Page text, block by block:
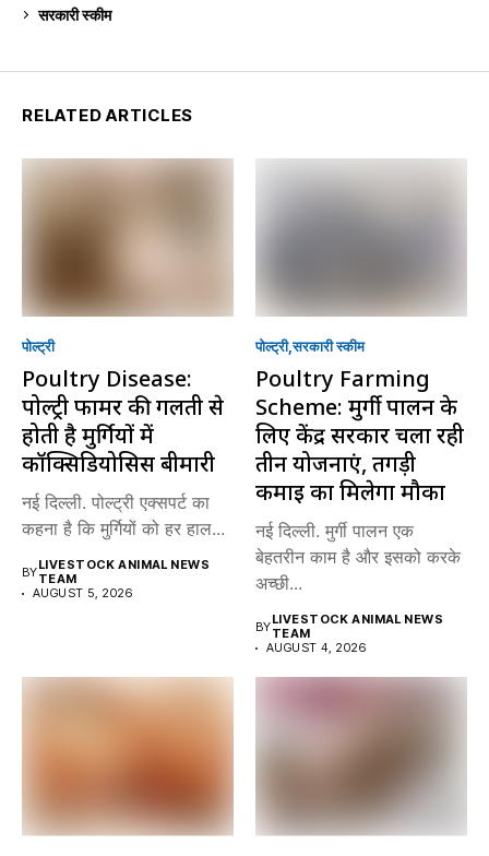
सरकारी स्की‍म
RELATED ARTICLES
पोल्ट्री
Poultry Disease:
पोल्ट्री फार्मर की गलती से
होती है मुर्गियों में
कॉक्सिडियोसिस बीमारी
नई दिल्ली. पोल्ट्री एक्सपर्ट का
कहना है कि मुर्गियों को हर हाल...
BYLIVESTOCK ANIMAL NEWS
TEAM
AUGUST 5, 2026
पोल्ट्री सरकारी स्की‍म
Poultry Farming
Scheme: मुर्गी पालन के
लिए केंद्र सरकार चला रही
तीन योजनाएं, तगड़ी
कमाई का मिलेगा मौका
नई दिल्ली. मुर्गी पालन एक
बेहतरीन काम है और इसको करके
अच्छी...
BYLIVESTOCK ANIMAL NEWS
TEAM
AUGUST 4, 2026